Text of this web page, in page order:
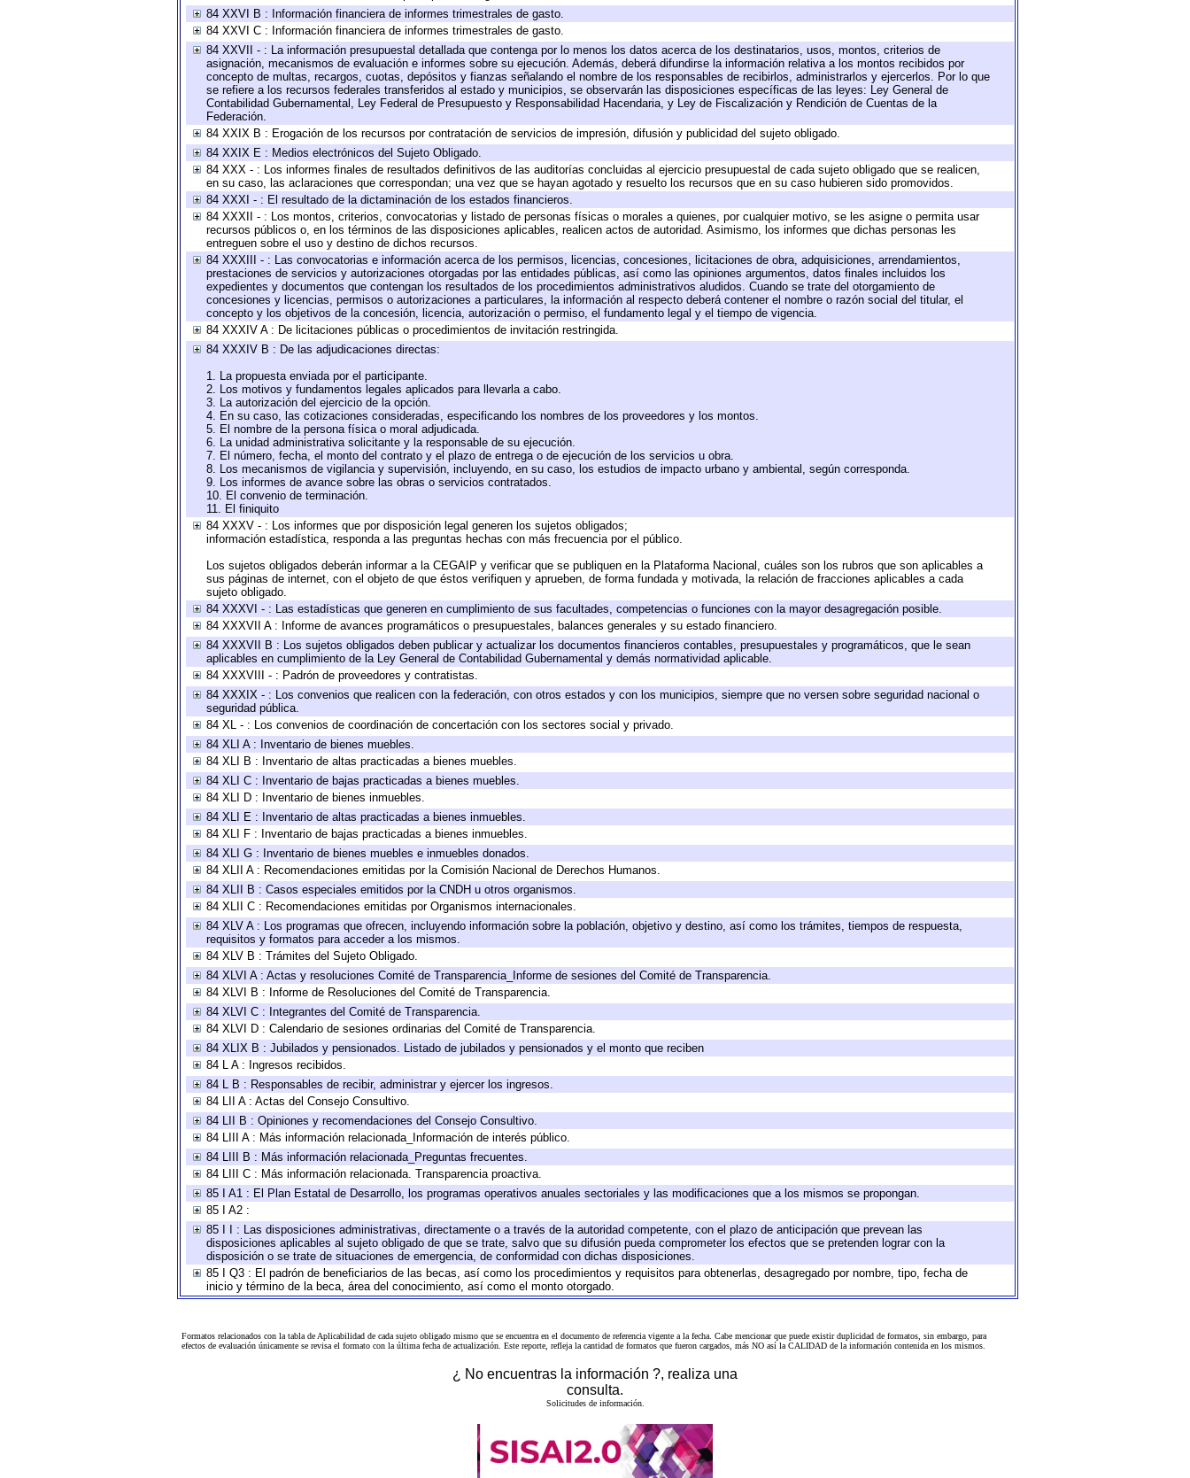
84 XXVI B : Información financiera de informes trimestrales de gasto.
84 XXVI C : Información financiera de informes trimestrales de gasto.
84 XXVII - : La información presupuestal detallada que contenga por lo menos los datos acerca de los destinatarios, usos, montos, criterios de
asignación, mecanismos de evaluación e informes sobre su ejecución. Además, deberá difundirse la información relativa a los montos recibidos por
concepto de multas, recargos, cuotas, depósitos y fianzas señalando el nombre de los responsables de recibirlos, administrarlos y ejercerlos. Por lo que
se refiere a los recursos federales transferidos al estado y municipios, se observarán las disposiciones específicas de las leyes: Ley General de
Contabilidad Gubernamental, Ley Federal de Presupuesto y Responsabilidad Hacendaria, y Ley de Fiscalización y Rendición de Cuentas de la
Federación.
84 XXIX B : Erogación de los recursos por contratación de servicios de impresión, difusión y publicidad del sujeto obligado.
84 XXIX E : Medios electrónicos del Sujeto Obligado.
84 XXX - : Los informes finales de resultados definitivos de las auditorías concluidas al ejercicio presupuestal de cada sujeto obligado que se realicen,
en su caso, las aclaraciones que correspondan; una vez que se hayan agotado y resuelto los recursos que en su caso hubieren sido promovidos.
84 XXXI - : El resultado de la dictaminación de los estados financieros.
84 XXXII - : Los montos, criterios, convocatorias y listado de personas físicas o morales a quienes, por cualquier motivo, se les asigne o permita usar
recursos públicos o, en los términos de las disposiciones aplicables, realicen actos de autoridad. Asimismo, los informes que dichas personas les
entreguen sobre el uso y destino de dichos recursos.
84 XXXIII - : Las convocatorias e información acerca de los permisos, licencias, concesiones, licitaciones de obra, adquisiciones, arrendamientos,
prestaciones de servicios y autorizaciones otorgadas por las entidades públicas, así como las opiniones argumentos, datos finales incluidos los
expedientes y documentos que contengan los resultados de los procedimientos administrativos aludidos. Cuando se trate del otorgamiento de
concesiones y licencias, permisos o autorizaciones a particulares, la información al respecto deberá contener el nombre o razón social del titular, el
concepto y los objetivos de la concesión, licencia, autorización o permiso, el fundamento legal y el tiempo de vigencia.
84 XXXIV A : De licitaciones públicas o procedimientos de invitación restringida.
84 XXXIV B : De las adjudicaciones directas:
1. La propuesta enviada por el participante.
2. Los motivos y fundamentos legales aplicados para llevarla a cabo.
3. La autorización del ejercicio de la opción.
4. En su caso, las cotizaciones consideradas, especificando los nombres de los proveedores y los montos.
5. El nombre de la persona física o moral adjudicada.
6. La unidad administrativa solicitante y la responsable de su ejecución.
7. El número, fecha, el monto del contrato y el plazo de entrega o de ejecución de los servicios u obra.
8. Los mecanismos de vigilancia y supervisión, incluyendo, en su caso, los estudios de impacto urbano y ambiental, según corresponda.
9. Los informes de avance sobre las obras o servicios contratados.
10. El convenio de terminación.
11. El finiquito
84 XXXV - : Los informes que por disposición legal generen los sujetos obligados;
información estadística, responda a las preguntas hechas con más frecuencia por el público.
Los sujetos obligados deberán informar a la CEGAIP y verificar que se publiquen en la Plataforma Nacional, cuáles son los rubros que son aplicables a
sus páginas de internet, con el objeto de que éstos verifiquen y aprueben, de forma fundada y motivada, la relación de fracciones aplicables a cada
sujeto obligado.
84 XXXVI - : Las estadísticas que generen en cumplimiento de sus facultades, competencias o funciones con la mayor desagregación posible.
84 XXXVII A : Informe de avances programáticos o presupuestales, balances generales y su estado financiero.
84 XXXVII B : Los sujetos obligados deben publicar y actualizar los documentos financieros contables, presupuestales y programáticos, que le sean
aplicables en cumplimiento de la Ley General de Contabilidad Gubernamental y demás normatividad aplicable.
84 XXXVIII - : Padrón de proveedores y contratistas.
84 XXXIX - : Los convenios que realicen con la federación, con otros estados y con los municipios, siempre que no versen sobre seguridad nacional o
seguridad pública.
84 XL - : Los convenios de coordinación de concertación con los sectores social y privado.
84 XLI A : Inventario de bienes muebles.
84 XLI B : Inventario de altas practicadas a bienes muebles.
84 XLI C : Inventario de bajas practicadas a bienes muebles.
84 XLI D : Inventario de bienes inmuebles.
84 XLI E : Inventario de altas practicadas a bienes inmuebles.
84 XLI F : Inventario de bajas practicadas a bienes inmuebles.
84 XLI G : Inventario de bienes muebles e inmuebles donados.
84 XLII A : Recomendaciones emitidas por la Comisión Nacional de Derechos Humanos.
84 XLII B : Casos especiales emitidos por la CNDH u otros organismos.
84 XLII C : Recomendaciones emitidas por Organismos internacionales.
84 XLV A : Los programas que ofrecen, incluyendo información sobre la población, objetivo y destino, así como los trámites, tiempos de respuesta,
requisitos y formatos para acceder a los mismos.
84 XLV B : Trámites del Sujeto Obligado.
84 XLVI A : Actas y resoluciones Comité de Transparencia_Informe de sesiones del Comité de Transparencia.
84 XLVI B : Informe de Resoluciones del Comité de Transparencia.
84 XLVI C : Integrantes del Comité de Transparencia.
84 XLVI D : Calendario de sesiones ordinarias del Comité de Transparencia.
84 XLIX B : Jubilados y pensionados. Listado de jubilados y pensionados y el monto que reciben
84 L A : Ingresos recibidos.
84 L B : Responsables de recibir, administrar y ejercer los ingresos.
84 LII A : Actas del Consejo Consultivo.
84 LII B : Opiniones y recomendaciones del Consejo Consultivo.
84 LIII A : Más información relacionada_Información de interés público.
84 LIII B : Más información relacionada_Preguntas frecuentes.
84 LIII C : Más información relacionada. Transparencia proactiva.
85 I A1 : El Plan Estatal de Desarrollo, los programas operativos anuales sectoriales y las modificaciones que a los mismos se propongan.
85 I A2 :
85 I I : Las disposiciones administrativas, directamente o a través de la autoridad competente, con el plazo de anticipación que prevean las
disposiciones aplicables al sujeto obligado de que se trate, salvo que su difusión pueda comprometer los efectos que se pretenden lograr con la
disposición o se trate de situaciones de emergencia, de conformidad con dichas disposiciones.
85 I Q3 : El padrón de beneficiarios de las becas, así como los procedimientos y requisitos para obtenerlas, desagregado por nombre, tipo, fecha de
inicio y término de la beca, área del conocimiento, así como el monto otorgado.
Formatos relacionados con la tabla de Aplicabilidad de cada sujeto obligado mismo que se encuentra en el documento de referenciavigente a la fecha. Cabe mencionar que puede existir duplicidad de formatos, sin embargo, para
efectos de evaluación únicamente se revisa el formato con la última fecha de actualización. Este reporte, refleja la cantidad de formatos que fueron cargados, más NO así la CALIDAD de la información contenida en los mismos.
¿ No encuentras la información ?, realiza una
consulta.
Solicitudes de información.